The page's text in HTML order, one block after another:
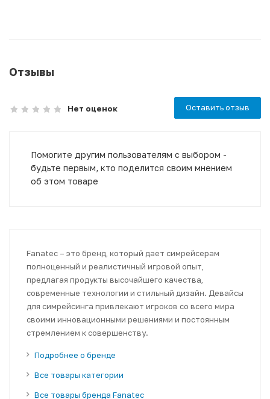
Отзывы
Нет оценок Оставить отзыв
Помогите другим пользователям с выбором -
будьте первым, кто поделится своим мнением
об этом товаре
Fanatec – это бренд, который дает симрейсерам
полноценный и реалистичный игровой опыт,
предлагая продукты высочайшего качества,
современные технологии и стильный дизайн. Девайсы
для симрейсинга привлекают игроков со всего мира
своими инновационными решениями и постоянным
стремлением к совершенству.
Подробнее о бренде
Все товары категории
Все товары бренда Fanatec